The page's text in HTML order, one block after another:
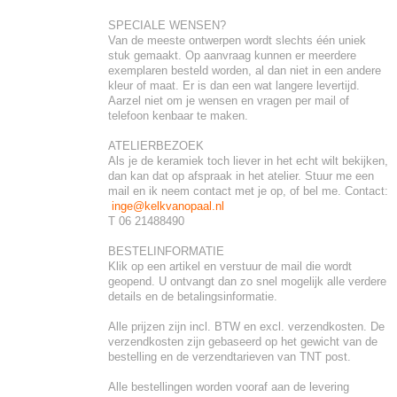
SPECIALE WENSEN?
Van de meeste ontwerpen wordt slechts één uniek
stuk gemaakt. Op aanvraag kunnen er meerdere
exemplaren besteld worden, al dan niet in een andere
kleur of maat. Er is dan een wat langere levertijd.
Aarzel niet om je wensen en vragen per mail of
telefoon kenbaar te maken.
ATELIERBEZOEK
Als je de keramiek toch liever in het echt wilt bekijken,
dan kan dat op afspraak in het atelier. Stuur me een
mail en ik neem contact met je op, of bel me. Contact:
inge@kelkvanopaal.nl
T 06 21488490
BESTELINFORMATIE
Klik op een artikel en verstuur de mail die wordt
geopend. U ontvangt dan zo snel mogelijk alle verdere
details en de betalingsinformatie.
Alle prijzen zijn incl. BTW en excl. verzendkosten. De
verzendkosten zijn gebaseerd op het gewicht van de
bestelling en de verzendtarieven van TNT post.
Alle bestellingen worden vooraf aan de levering